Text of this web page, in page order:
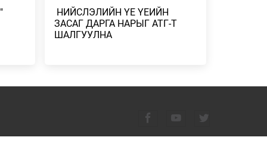
КГ
​ НИЙСЛЭЛИЙН ҮЕ ҮЕИЙН
ЗАСАГ ДАРГА НАРЫГ АТГ-Т
ШАЛГУУЛНА